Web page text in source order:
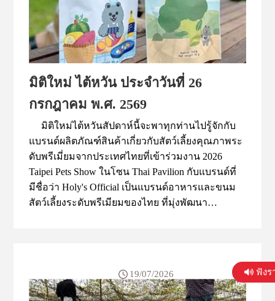
มิติใหม่ ไต้หวัน ประจำวันที่ 26
กรกฎาคม พ.ศ. 2569
มิติใหม่ไต้หวันสัปดาห์นี้จะพาทุกท่านไปรู้จักกับ
แบรนด์ผลิตภัณฑ์สินค้าเกี่ยวกับสัตว์เลี้ยงคุณภาพระ
ดับพรีเมี่ยมจากประเทศไทยที่เข้าร่วมงาน 2026
Taipei Pets Show ในโซน Thai Pavilion กับแบรนด์ที่
มีชื่อว่า Holy's Official เป็นแบรนด์อาหารและขนม
สัตว์เลี้ยงระดับพรีเมียมของไทย ที่มุ่งพัฒนา
และปลอดภัย โดยผลิตภัณฑ์ของแบรนด์ครอบคลุม
ทั้งผักและผลไม้ฟรีซดราย ผงโรยอาหาร และ
19/07/2026 ฟังร